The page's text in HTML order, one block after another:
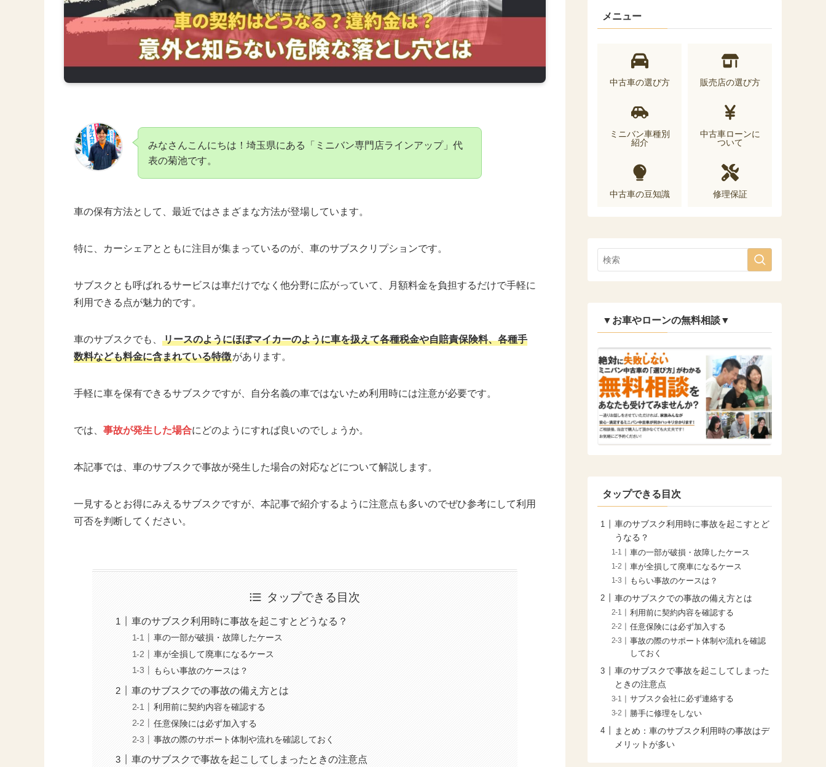
みなさんこんにちは！埼玉県にある「ミニバン専門店ラインアップ」代
表の菊池です。
車の保有方法として、最近ではさまざまな方法が登場しています。
特に、カーシェアとともに注目が集まっているのが、車のサブスクリプションです。
サブスクとも呼ばれるサービスは車だけでなく他分野に広がっていて、月額料金を負担するだけで手軽に
利用できる点が魅力的です。
車のサブスクでも、
リースのようにほぼマイカーのように車を扱えて各種税金や自賠責保険料、各種手
数料なども料金に含まれている特徴があります。
手軽に車を保有できるサブスクですが、自分名義の車ではないため利用時には注意が必要です。
では、 事故が発生した場合にどのようにすれば良いのでしょうか。
本記事では、車のサブスクで事故が発生した場合の対応などについて解説します。
一見するとお得にみえるサブスクですが、本記事で紹介するように注意点も多いのでぜひ参考にして利用
可否を判断してください。
タップできる目次
車のサブスク利用時に事故を起こすとどうなる？
車の一部が破損・故障したケース
車が全損して廃車になるケース
もらい事故のケースは？
車のサブスクでの事故の備え方とは
利用前に契約内容を確認する
任意保険には必ず加入する
事故の際のサポート体制や流れを確認しておく
車のサブスクで事故を起こしてしまったときの注意点
メニュー
中古車の選び方 販売店の選び方
ミニバン車種別
紹介
中古車ローンに
ついて
中古車の豆知識 修理保証
▼お車やローンの無料相談▼
タップできる目次
車のサブスク利用時に事故を起こすとど
うなる？
車の一部が破損・故障したケース
車が全損して廃車になるケース
もらい事故のケースは？
車のサブスクでの事故の備え方とは
利用前に契約内容を確認する
任意保険には必ず加入する
事故の際のサポート体制や流れを確認
しておく
車のサブスクで事故を起こしてしまった
ときの注意点
サブスク会社に必ず連絡する
勝手に修理をしない
まとめ：車のサブスク利用時の事故はデ
メリットが多い